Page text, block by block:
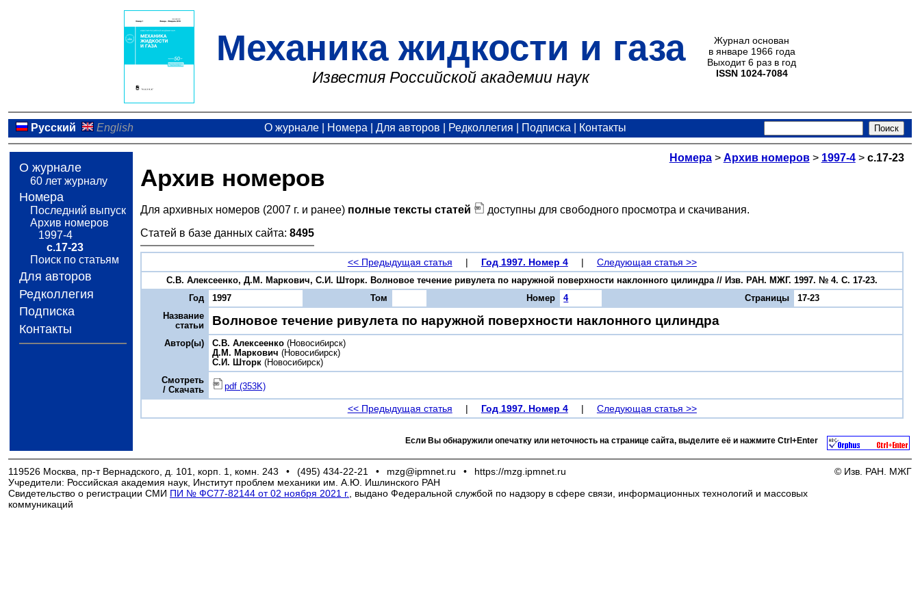
Механика жидкости и газа
Известия Российской академии наук
Журнал основан
в январе 1966 года
Выходит 6 раз в год
ISSN 1024-7084
Русский English О журнале Номера Для авторов Редколлегия Подписка Контакты
О журнале
60 лет журналу
Номера
Последний выпуск
Архив номеров
1997-4
с.17-23
Поиск по статьям
Для авторов
Редколлегия
Подписка
Контакты
Номера> Архив номеров> 1997-4> с.17-23
Архив номеров
Для архивных номеров (2007 г. и ранее) полные тексты статей
доступны для свободного просмотра и скачивания.
Статей в базе данных сайта: 8495
<< Предыдущая статья | Год 1997. Номер 4 | Следующая статья >>
С.В. Алексеенко, Д.М. Маркович, С.И. Шторк. Волновое течение ривулета по наружной поверхности наклонного цилиндра // Изв. РАН. МЖГ. 1997. № 4. С. 17-23.
Год
1997 Том Номер 4 Страницы
17-23
Название
статьи
Волновое течение ривулета по наружной поверхности наклонного цилиндра
Автор(ы) С.В. Алексеенко (Новосибирск)
Д.М. Маркович (Новосибирск)
С.И. Шторк (Новосибирск)
Смотреть
/ Скачать
pdf (353K)
<< Предыдущая статья | Год 1997. Номер 4 | Следующая статья >>
Если Вы обнаружили опечатку или неточность на странице сайта, выделите её и нажмите Ctrl+Enter
119526 Москва, пр-т Вернадского, д. 101, корп. 1, комн. 243 • (495) 434-22-21 • mzg@ipmnet.ru •
https://mzg.ipmnet.ru
Учредители: Российская академия наук, Институт проблем механики им. А.Ю. Ишлинского РАН
Свидетельство о регистрации СМИ ПИ № ФС77-82144 от 02 ноября 2021 г.
, выдано Федеральной службой по надзору в сфере связи, информационных технологий и массовых
коммуникаций
© Изв. РАН. МЖГ